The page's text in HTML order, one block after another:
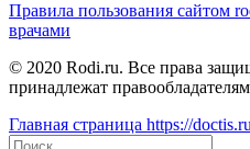
Правила пользования сайтом
врачами
© 2020 Rodi.ru. Все права
принадлежат
Главная страница https://